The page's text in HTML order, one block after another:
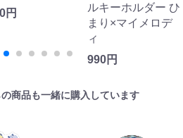
円
ルキーホルダー ひ
まり×マイメロデ
ィ
990円
商品も一緒に購入しています